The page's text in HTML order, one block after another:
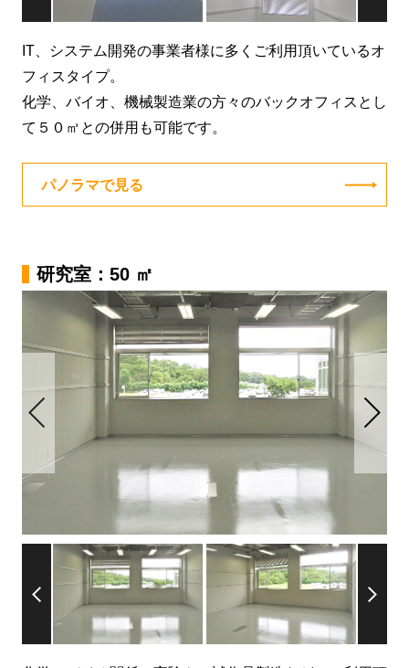
IT、システム開発の事業者様に多くご利用頂いているオ
フィスタイプ。
化学、バイオ、機械製造業の方々のバックオフィスとし
て５０㎡との併用も可能です。
パノラマで見る
研究室：50 ㎡